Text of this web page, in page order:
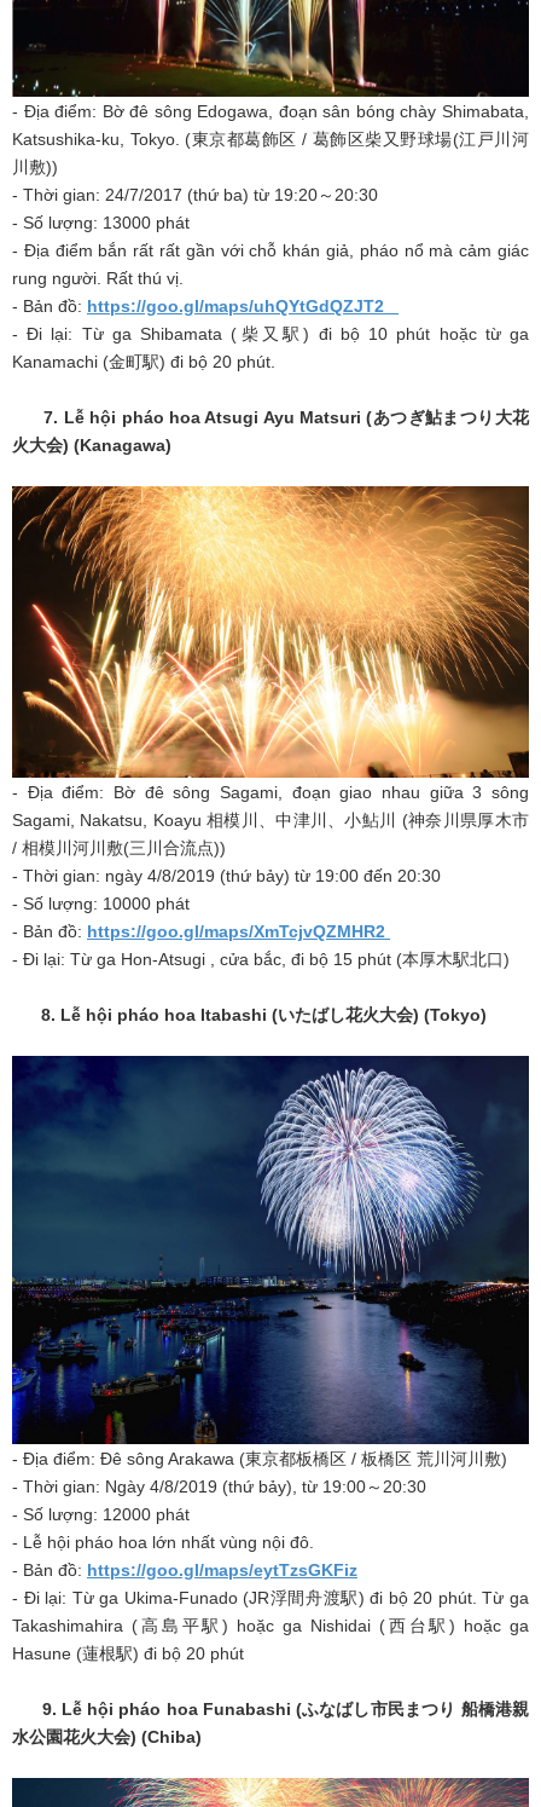
- Địa điểm: Bờ đê sông Edogawa, đoạn sân bóng chày Shimabata,
Katsushika-ku, Tokyo. (東京都葛飾区 / 葛飾区柴又野球場(江戸川河
川敷))
- Thời gian: 24/7/2017 (thứ ba) từ 19:20～20:30
- Số lượng: 13000 phát
- Địa điểm bắn rất rất gần với chỗ khán giả, pháo nổ mà cảm giác
rung người. Rất thú vị.
- Bản đồ: https://goo.gl/maps/uhQYtGdQZJT2
- Đi lại: Từ ga Shibamata (柴又駅) đi bộ 10 phút hoặc từ ga
Kanamachi (金町駅) đi bộ 20 phút.
7. Lễ hội pháo hoa Atsugi Ayu Matsuri (あつぎ鮎まつり大花
火大会) (Kanagawa)
- Địa điểm: Bờ đê sông Sagami, đoạn giao nhau giữa 3 sông
Sagami, Nakatsu, Koayu 相模川、中津川、小鮎川 (神奈川県厚木市
/ 相模川河川敷(三川合流点))
- Thời gian: ngày 4/8/2019 (thứ bảy) từ 19:00 đến 20:30
- Số lượng: 10000 phát
- Bản đồ: https://goo.gl/maps/XmTcjvQZMHR2
- Đi lại: Từ ga Hon-Atsugi , cửa bắc, đi bộ 15 phút (本厚木駅北口)
8. Lễ hội pháo hoa Itabashi (いたばし花火大会) (Tokyo)
- Địa điểm: Đê sông Arakawa (東京都板橋区 / 板橋区 荒川河川敷)
- Thời gian: Ngày 4/8/2019 (thứ bảy), từ 19:00～20:30
- Số lượng: 12000 phát
- Lễ hội pháo hoa lớn nhất vùng nội đô.
- Bản đồ: https://goo.gl/maps/eytTzsGKFiz
- Đi lại: Từ ga Ukima-Funado (JR浮間舟渡駅) đi bộ 20 phút. Từ ga
Takashimahira (高島平駅) hoặc ga Nishidai (西台駅) hoặc ga
Hasune (蓮根駅) đi bộ 20 phút
9. Lễ hội pháo hoa Funabashi (ふなばし市民まつり 船橋港親
水公園花火大会) (Chiba)